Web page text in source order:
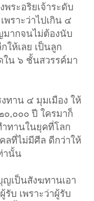
ระอริยเจ้าระดับ
ราะว่าไปเกิน ๔
มากจนไม่ต้องนับ
ให้เลย เป็นลูก
น ๖ ชั้นสวรรค์มา
ทาน ๔ มุมเมือง ให้
,๐๐๐ ปี ใครมาก็
ำทานในยุคที่โลก
ลที่ไม่มีศีล ดีกว่าให้
านั้น
ญเป็นสังฆทานเอา
รับ เพราะว่าผู้รับ